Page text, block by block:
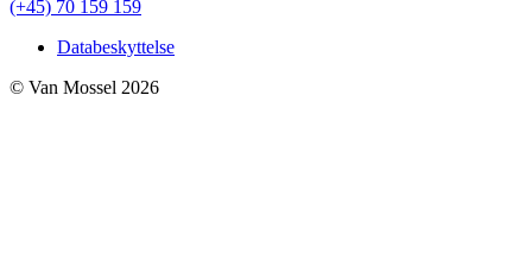
(+45) 70 159 159
Databeskyttelse
© Van Mossel 2026